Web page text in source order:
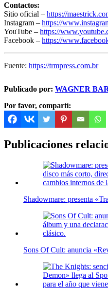
Contactos:
Sitio oficial – https://
Instagram – https://
YouTube – https://
Facebook – https://
Fuente: https://trmpress.com.br
Publicado por: WAGNER
Por favor, compartí:
Publicaciones
Shadowmare: presenta
Sons Of Cult: anuncia